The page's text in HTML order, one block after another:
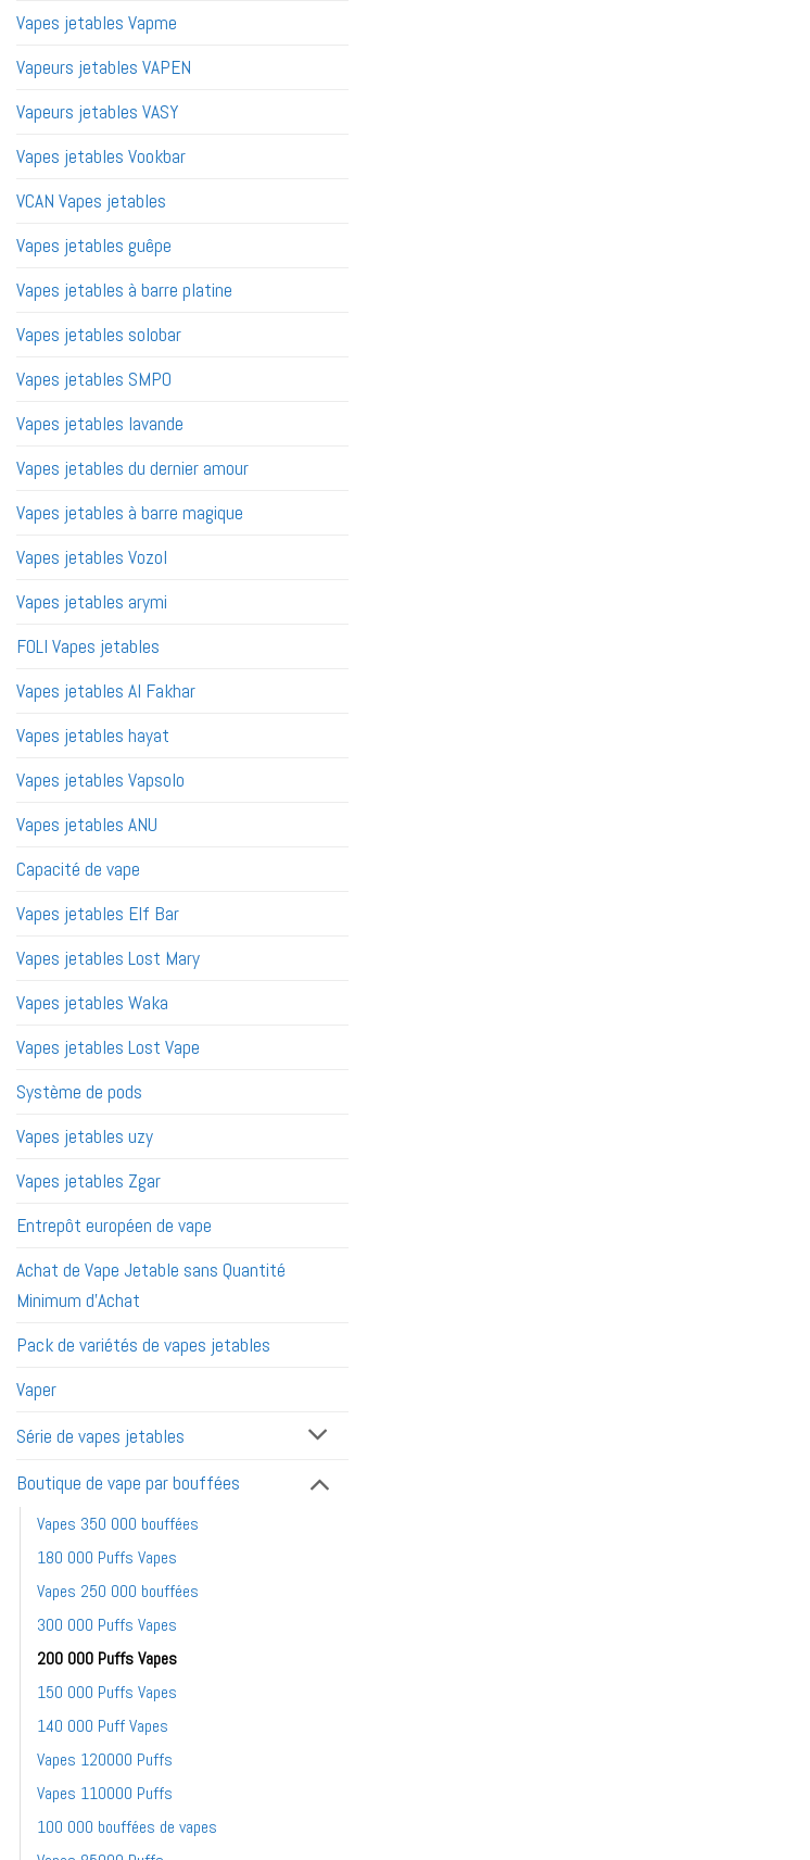
Vapes jetables Vapme
Vapeurs jetables VAPEN
Vapeurs jetables VASY
Vapes jetables Vookbar
VCAN Vapes jetables
Vapes jetables guêpe
Vapes jetables à barre platine
Vapes jetables solobar
Vapes jetables SMPO
Vapes jetables lavande
Vapes jetables du dernier amour
Vapes jetables à barre magique
Vapes jetables Vozol
Vapes jetables arymi
FOLI Vapes jetables
Vapes jetables Al Fakhar
Vapes jetables hayat
Vapes jetables Vapsolo
Vapes jetables ANU
Capacité de vape
Vapes jetables Elf Bar
Vapes jetables Lost Mary
Vapes jetables Waka
Vapes jetables Lost Vape
Système de pods
Vapes jetables uzy
Vapes jetables Zgar
Entrepôt européen de vape
Achat de Vape Jetable sans Quantité
Minimum d'Achat
Pack de variétés de vapes jetables
Vaper
Série de vapes jetables
Boutique de vape par bouffées
Vapes 350 000 bouffées
180 000 Puffs Vapes
Vapes 250 000 bouffées
300 000 Puffs Vapes
200 000 Puffs Vapes
150 000 Puffs Vapes
140 000 Puff Vapes
Vapes 120000 Puffs
Vapes 110000 Puffs
100 000 bouffées de vapes